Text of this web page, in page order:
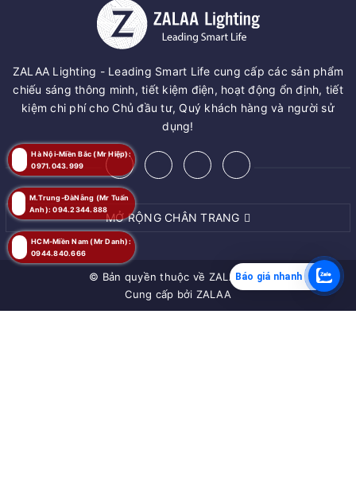
ZALAA Lighting - Leading Smart Life cung cấp các sản phẩm
chiếu sáng thông minh, tiết kiệm điện, hoạt động ổn định, tiết
kiệm chi phí cho Chủ đầu tư, Quý khách hàng và người sử
dụng!
MỞ RỘNG CHÂN TRANG
© Bản quyền thuộc về ZALAA JSC
Cung cấp bởi ZALAA
HCM-Miền Nam (Mr Danh):
0944.840.666
Hà Nội-Miền Bắc (Mr Hiệp):
0971.043.999
M.Trung-ĐàNẵng (Mr Tuấn
Anh): 094.2344.888
Báo giá nhanh